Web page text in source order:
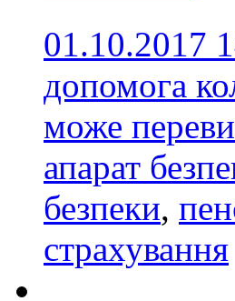
01.10.2017
допомога
може
апарат
безпеки,
страхування